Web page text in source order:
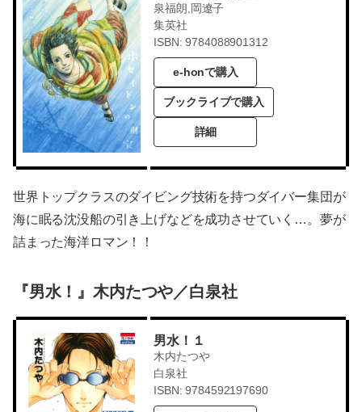
泉福朗,岡遼子
集英社
ISBN: 9784088901312
e-honで購入
ブックライブで購入
詳細
世界トップクラスのダイビング技術を持つダイバー集団が
海に眠る沈没船の引き上げなどを成功させていく…。夢が
詰まった海洋ロマン！！
『男水！』木内たつや／白泉社
男水！１
木内たつや
白泉社
ISBN: 9784592197690